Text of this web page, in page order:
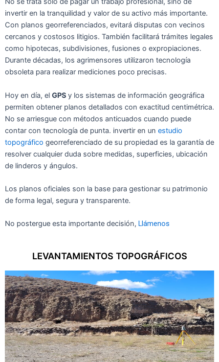
invertir en la tranquilidad y valor de su activo más importante.
Con planos georreferenciados, evitará disputas con vecinos
cercanos y costosos litigios. También facilitará trámites legales
como hipotecas, subdivisiones, fusiones o expropiaciones.
Durante décadas, los agrimensores utilizaron tecnología
obsoleta para realizar mediciones poco precisas.
Hoy en día, el GPS y los sistemas de información geográfica
permiten obtener planos detallados con exactitud centimétrica.
No se arriesgue con métodos anticuados cuando puede
contar con tecnología de punta. invertir en un estudio
topográfico georreferenciado de su propiedad es la garantía de
resolver cualquier duda sobre medidas, superficies, ubicación
de linderos y ángulos.
Los planos oficiales son la base para gestionar su patrimonio
de forma legal, segura y transparente.
No postergue esta importante decisión, Llámenos
LEVANTAMIENTOS TOPOGRÁFICOS